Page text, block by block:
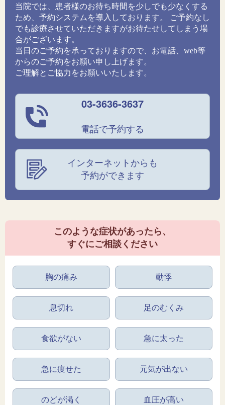
当院では、患者様のお待ち時間を少しでも少なくする
ため、予約システムを導入しております。 ご予約なし
でも診療させていただきますがお待たせしてしまう場
合がございます。
当日のご予約を承っておりますので、お電話、web等
からのご予約をお願い申し上げます。
ご理解とご協力をお願いいたします。
03-3636-3637
電話で予約する
インターネットからも
予約ができます
このような症状があったら、
すぐにご相談ください
胸の痛み 動悸
息切れ 足のむくみ
食欲がない 急に太った
急に痩せた 元気が出ない
のどが渇く 血圧が高い